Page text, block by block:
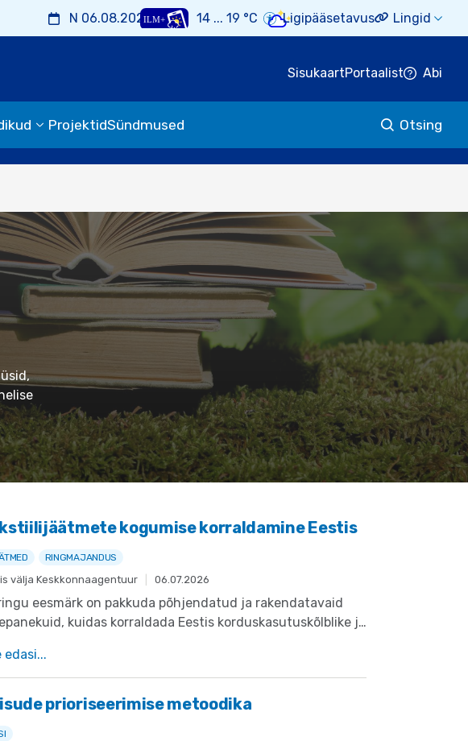
N 06.08.2026 14 ... 19 °C Ligipääsetavus Lingid
SisukaartPortaalist Abi
ProjektidSündmused Otsing
kogumise korraldamine Eestis
RINGMAJANDUS
välja Keskkonnaagentuur 06.07.2026
eesmärk on pakkuda põhjendatud ja rakendatavaid
kuidas korraldada Eestis korduskasutuskõlblike ja
toetada Euroopa Parlamendi ja nõukogu jäätmete
(2008/98/EÜ) muudatuste ülevõtmist Eesti
edasi
prioriseerimise metoodika